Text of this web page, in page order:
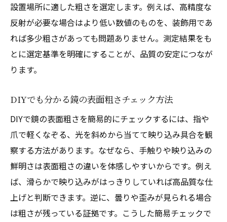
設置場所に適した粗さを選定します。例えば、高精度な
反射が必要な場合はより低い数値のものを、装飾用であ
れば多少粗さがあっても問題ありません。測定結果をも
とに選定基準を明確にすることが、品質の安定につなが
ります。
DIYでも分かる鏡の表面粗さチェック方法
DIYで鏡の表面粗さを簡易的にチェックするには、指や
爪で軽くなぞる、光を斜めから当てて映り込み具合を観
察する方法があります。なぜなら、手触りや映り込みの
鮮明さは表面粗さの違いを体感しやすいからです。例え
ば、滑らかで映り込みがはっきりしていれば高品質な仕
上げと判断できます。逆に、曇りや歪みが見られる場合
は粗さが残っている証拠です。こうした簡易チェックで